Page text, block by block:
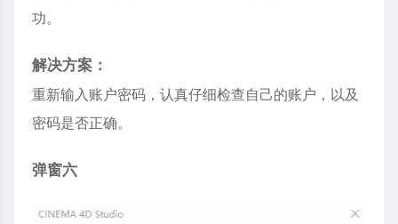
功。
解决方案：
重新输入账户密码，认真仔细检查自己的账户，以及
密码是否正确。
弹窗六